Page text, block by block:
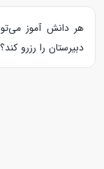
30، 60 و
آزمایشی،
هر دانش آموز
دبیرستان را رزرو کند؟